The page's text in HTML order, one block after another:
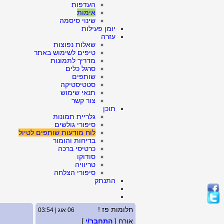
העדפות
אימות
שינוי סיסמה
יומן פעילות
עזרה
שאלות נפוצות
טיפים לשימוש באתר
מדריך לתמונות
סרגל כלים
שותפים
סטטיסטיקה
תנאי שימוש
צור קשר
תוכן
גלריית תמונות
סיפורי גולשים
לוח מודעות שותפים לטיול
בדיחות והומור
כרטיסי ברכה
סודוקו
טריוויה
סיפורי הצלחה
התנתק
חלומות פז ! 06 אוג | 03:54
אורח [ התחבר/י ]